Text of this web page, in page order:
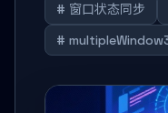
# 窗口状态同步
#